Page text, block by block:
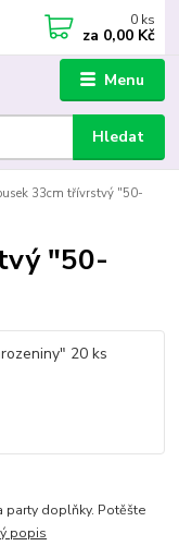
Menu
Hledat
0 ks
za 0,00 Kč
33cm třívrstvý "50-
"50-
party doplňky. Potěšte
popis